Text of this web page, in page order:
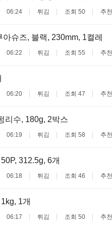
06:24 튀김 조회 50 추
슈즈, 블랙, 230mm, 1켤레
06:22 튀김 조회 55 추
06:20 튀김 조회 47 추
리수, 180g, 2박스
06:19 튀김 조회 58 추
312.5g, 6개
06:18 튀김 조회 46 추
1개
06:17 튀김 조회 50 추